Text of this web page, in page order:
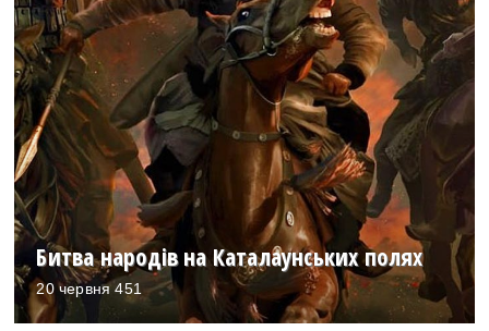
Битва народів на Каталаунських полях
20 червня 451